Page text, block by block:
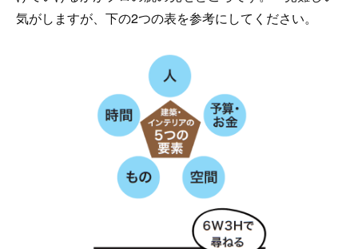
気がしますが、下の2つの表を参考にしてください。